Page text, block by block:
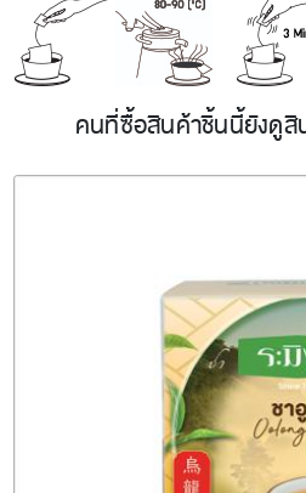
คนที่ซื้อสินค้าชิ้นนี้ยังดูสิ